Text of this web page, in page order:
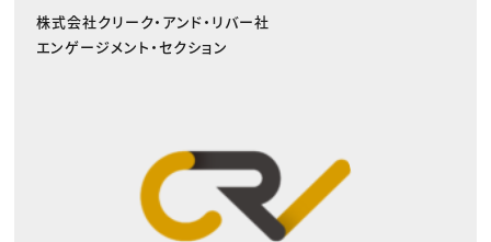
株式会社クリーク・アンド・リバー社
エンゲージメント・セクション